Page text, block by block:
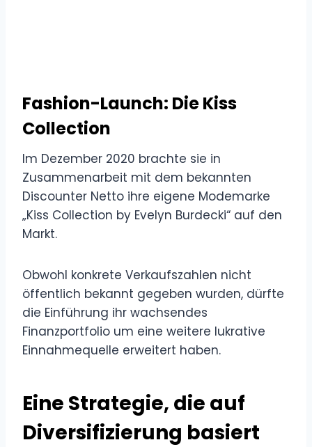
Fashion-Launch: Die Kiss
Collection
Im Dezember 2020 brachte sie in
Zusammenarbeit mit dem bekannten
Discounter Netto ihre eigene Modemarke
„Kiss Collection by Evelyn Burdecki“ auf den
Markt.
Obwohl konkrete Verkaufszahlen nicht
öffentlich bekannt gegeben wurden, dürfte
die Einführung ihr wachsendes
Finanzportfolio um eine weitere lukrative
Einnahmequelle erweitert haben.
Eine Strategie, die auf
Diversifizierung basiert